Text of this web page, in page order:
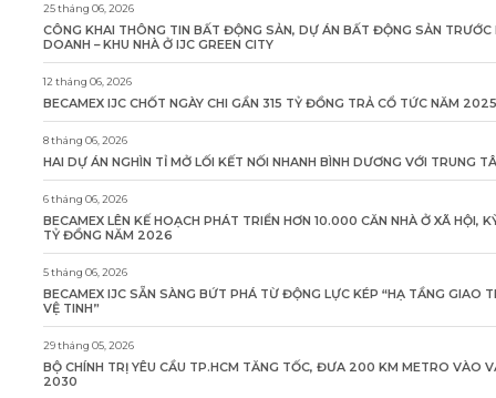
25 tháng 06, 2026
CÔNG KHAI THÔNG TIN BẤT ĐỘNG SẢN, DỰ ÁN BẤT ĐỘNG SẢN
DOANH – KHU NHÀ Ở IJC GREEN CITY
12 tháng 06, 2026
BECAMEX IJC CHỐT NGÀY CHI GẦN 315 TỶ ĐỒNG TRẢ CỔ TỨC NĂM 2025
8 tháng 06, 2026
HAI DỰ ÁN NGHÌN TỈ MỞ LỐI KẾT NỐI NHANH BÌNH DƯƠNG VỚI TRUNG
6 tháng 06, 2026
BECAMEX LÊN KẾ HOẠCH PHÁT TRIỂN HƠN 10.000 CĂN NHÀ Ở XÃ HỘI,
TỶ ĐỒNG NĂM 2026
5 tháng 06, 2026
BECAMEX IJC SẴN SÀNG BỨT PHÁ TỪ ĐỘNG LỰC KÉP “HẠ TẦNG GIAO
VỆ TINH”
29 tháng 05, 2026
BỘ CHÍNH TRỊ YÊU CẦU TP.HCM TĂNG TỐC, ĐƯA 200 KM METRO VÀO
2030